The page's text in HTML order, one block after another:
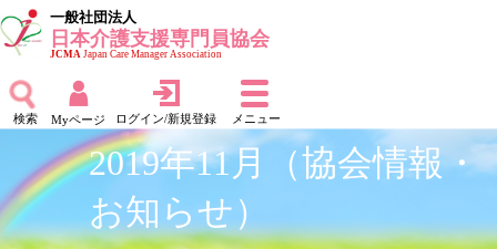
一般社団法人
日本介護支援専門員協会
JCMAJapan Care Manager Association
検索 Myページ ログイン/新規登録 メニュー
2019年11月（協会情報・
お知らせ）